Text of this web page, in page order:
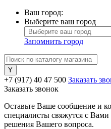
Ваш город:
Выберите ваш город
Запомнить город
+7 (917) 40 47 500 Заказать
Заказать звонок
Оставьте Ваше сообщение и
специалисты свяжутся с
решения Вашего вопроса.